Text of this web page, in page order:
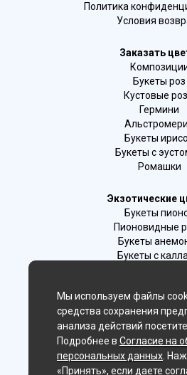
Политика
Условия
Заказать
Букеты роз
Кустовые
Гермини
Букеты
Букеты с
Ромашки
Экзотические
Букеты
Пионовидные
Букеты
Букеты с
Лаванда
Гиацинты
Мы в соц. сетях:
Мы используем файлы
средства сохранения
анализа действий
Подробнее в Согласие на
персональных данных .
«Принять», если даете